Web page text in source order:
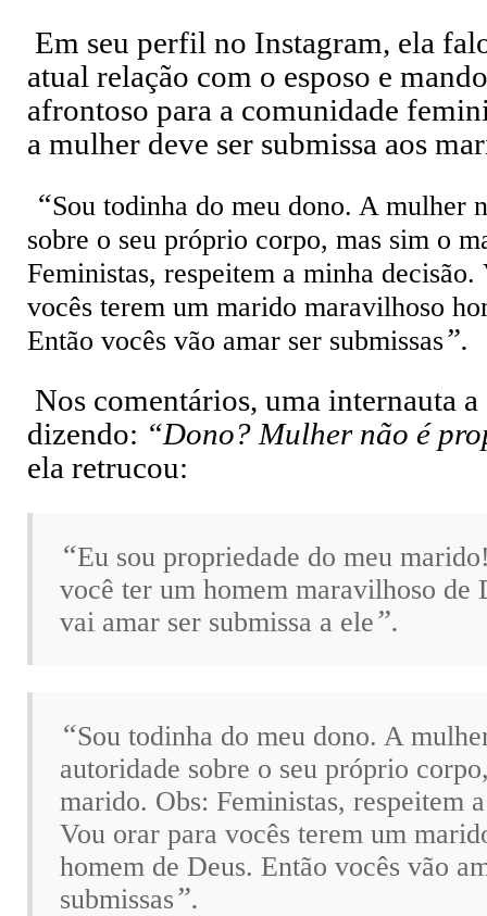
Em seu perfil no Instagram, ela
atual relação com o esposo e
afrontoso para a comunidade
a mulher deve ser submissa aos
“Sou todinha do meu dono. A mulher
sobre o seu próprio corpo, mas sim o
Feministas, respeitem a minha decisão.
vocês terem um marido maravilhoso
Então vocês vão amar ser submissas”.
Nos comentários, uma internauta
dizendo: “Dono? Mulher não é
ela retrucou:
“Eu sou propriedade do meu
você ter um homem maravilhoso de
vai amar ser submissa a ele”.
“Sou todinha do meu dono. A
autoridade sobre o seu próprio
marido. Obs: Feministas, respeitem
Vou orar para vocês terem um
homem de Deus. Então vocês vão
submissas”.